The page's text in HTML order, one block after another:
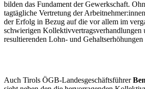
bilden das Fundament der Gewerkschaft.
tagtägliche Vertretung der
der Erfolg in Bezug auf die vor allem im
schwierigen Kollektivvertragsverhandlungen
resultierenden Lohn- und
Auch Tirols ÖGB-Landesgeschäftsführer